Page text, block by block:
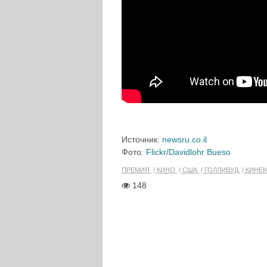
Источник: newsru.co.il
Фото: Flickr/Davidlohr Bueso
ПРЕМИЯ КИНО США ГОЛЛИВУД
148